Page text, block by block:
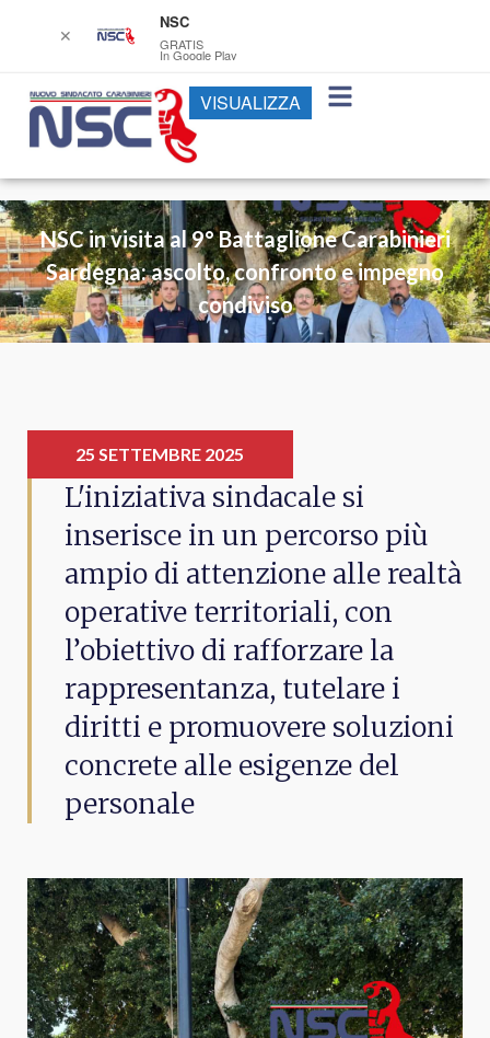
NSC in visita al 9° Battaglione Carabinieri
Sardegna: ascolto, confronto e impegno
condiviso
25 SETTEMBRE 2025
L'iniziativa sindacale si
inserisce in un percorso più
ampio di attenzione alle realtà
operative territoriali, con
l’obiettivo di rafforzare la
rappresentanza, tutelare i
diritti e promuovere soluzioni
concrete alle esigenze del
personale
✕
NSC
GRATIS
In Google Play
VISUALIZZA